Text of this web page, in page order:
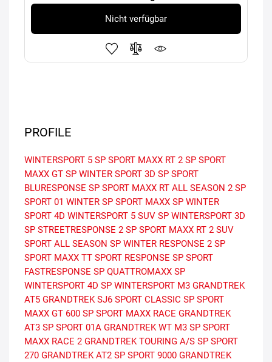
Nicht verfügbar
PROFILE
WINTERSPORT 5 SP SPORT MAXX RT 2 SP SPORT
MAXX GT SP WINTER SPORT 3D SP SPORT
BLURESPONSE SP SPORT MAXX RT ALL SEASON 2 SP
SPORT 01 WINTER SP SPORT MAXX SP WINTER
SPORT 4D WINTERSPORT 5 SUV SP WINTERSPORT 3D
SP STREETRESPONSE 2 SP SPORT MAXX RT 2 SUV
SPORT ALL SEASON SP WINTER RESPONSE 2 SP
SPORT MAXX TT SPORT RESPONSE SP SPORT
FASTRESPONSE SP QUATTROMAXX SP
WINTERSPORT 4D SP WINTERSPORT M3 GRANDTREK
AT5 GRANDTREK SJ6 SPORT CLASSIC SP SPORT
MAXX GT 600 SP SPORT MAXX RACE GRANDTREK
AT3 SP SPORT 01A GRANDTREK WT M3 SP SPORT
MAXX RACE 2 GRANDTREK TOURING A/S SP SPORT
270 GRANDTREK AT2 SP SPORT 9000 GRANDTREK